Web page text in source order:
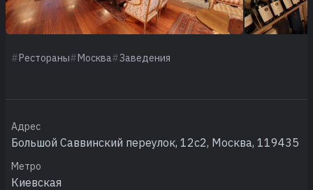
Рестораны Москва Заведения
Адрес
Большой Саввинский переулок, 12с2, Москва, 119435
Метро
Киевская